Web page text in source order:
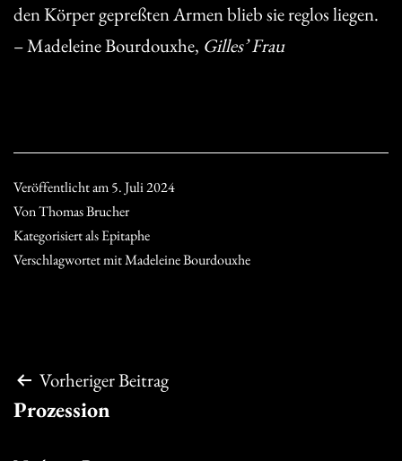
den Körper gepreßten Armen blieb sie reglos liegen.
– Madeleine Bourdouxhe, Gilles’ Frau
Veröffentlicht am5. Juli 2024
VonThomas Brucher
Kategorisiert alsEpitaphe
Verschlagwortet mitMadeleine Bourdouxhe
Beitragsnavigation
Vorheriger Beitrag
Prozession